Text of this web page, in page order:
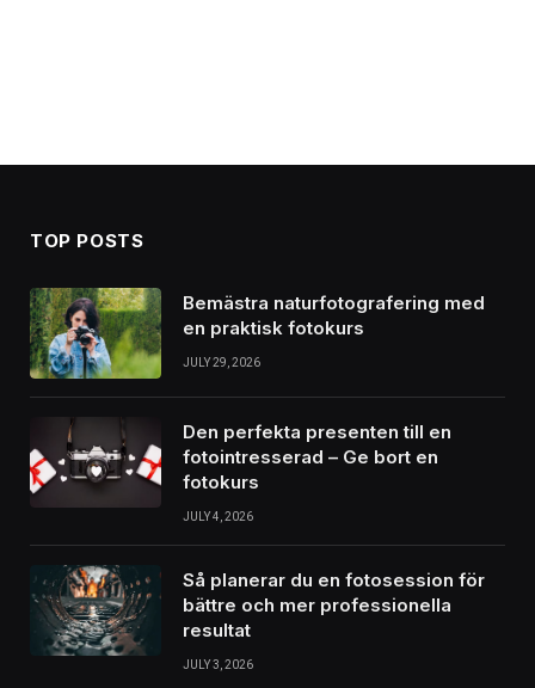
TOP POSTS
Bemästra naturfotografering med
en praktisk fotokurs
JULY 29, 2026
Den perfekta presenten till en
fotointresserad – Ge bort en
fotokurs
JULY 4, 2026
Så planerar du en fotosession för
bättre och mer professionella
resultat
JULY 3, 2026